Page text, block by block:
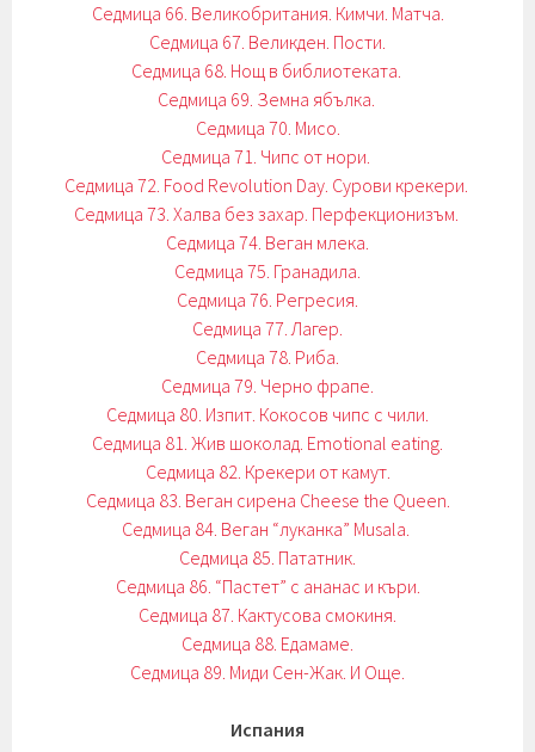
Седмица 66. Великобритания. Кимчи. Матча.
Седмица 67. Великден. Пости.
Седмица 68. Нощ в библиотеката.
Седмица 69. Земна ябълка.
Седмица 70. Мисо.
Седмица 71. Чипс от нори.
Седмица 72. Food Revolution Day. Сурови крекери.
Седмица 73. Халва без захар. Перфекционизъм.
Седмица 74. Веган млека.
Седмица 75. Гранадила.
Седмица 76. Регресия.
Седмица 77. Лагер.
Седмица 78. Риба.
Седмица 79. Черно фрапе.
Седмица 80. Изпит. Кокосов чипс с чили.
Седмица 81. Жив шоколад. Emotional eating.
Седмица 82. Крекери от камут.
Седмица 83. Веган сирена Cheese the Queen.
Седмица 84. Веган “луканка” Musala.
Седмица 85. Пататник.
Седмица 86. “Пастет” с ананас и къри.
Седмица 87. Кактусова смокиня.
Седмица 88. Едамаме.
Седмица 89. Миди Сен-Жак. И Още.
Испания